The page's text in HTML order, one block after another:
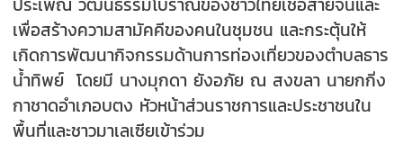
เพื่อสร้างความสามัคคีของคนในชุมชน และกระตุ้นให้
เกิดการพัฒนากิจกรรมด้านการท่องเที่ยวของตำบลธาร
น้ำทิพย์ โดยมี นางมุกดา ยังอภัย ณ สงขลา นายกกิ่ง
กาชาดอำเภอบตง หัวหน้าส่วนราชการและประชาชนใน
พื้นที่และชาวมาเลเซียเข้าร่วม